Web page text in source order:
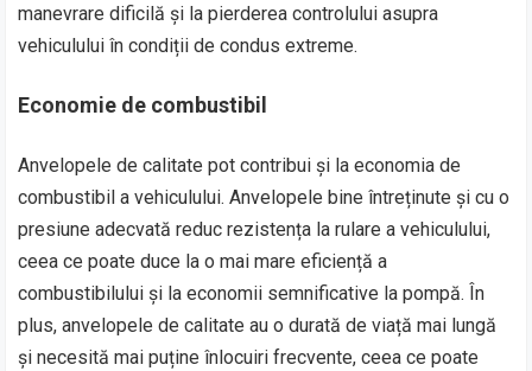
manevrare dificilă și la pierderea controlului asupra
vehiculului în condiții de condus extreme.
Economie de combustibil
Anvelopele de calitate pot contribui și la economia de
combustibil a vehiculului. Anvelopele bine întreținute și cu o
presiune adecvată reduc rezistența la rulare a vehiculului,
ceea ce poate duce la o mai mare eficiență a
combustibilului și la economii semnificative la pompă. În
plus, anvelopele de calitate au o durată de viață mai lungă
și necesită mai puține înlocuiri frecvente, ceea ce poate